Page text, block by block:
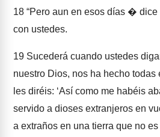
18 “Pero aun en esos días �
con ustedes.
19 Sucederá cuando ustedes
nuestro Dios, nos ha hecho todas
les diréis: ‘Así como me habéis
servido a dioses extranjeros en
a extraños en una tierra que no es